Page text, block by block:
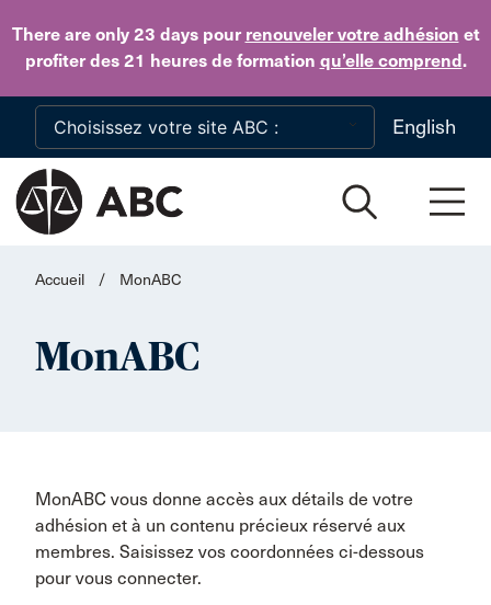
There are only 23 dayspour renouveler votre adhésion et
profiter des 21 heures de formation qu’elle comprend.
Skip to main content
English
Accueil / MonABC
MonABC
MonABC vous donne accès aux détails de votre
adhésion et à un contenu précieux réservé aux
membres. Saisissez vos coordonnées ci-dessous
pour vous connecter.